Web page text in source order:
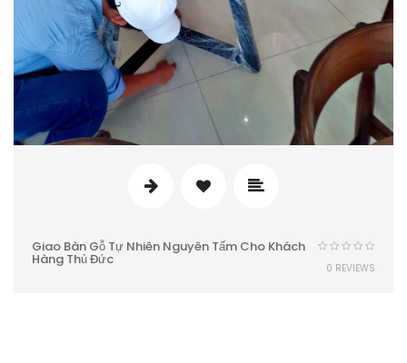
Giao Bàn Gỗ Tự Nhiên Nguyên Tấm Cho Khách
Hàng Thủ Đức 0 REVIEWS